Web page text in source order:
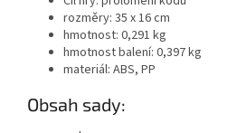
rozměry: 35 x 16 cm
hmotnost: 0,291 kg
hmotnost balení: 0,397 kg
materiál: ABS, PP
Obsah sady: